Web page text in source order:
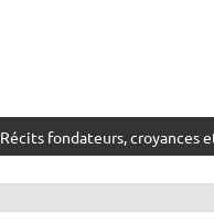
Récits fondateurs, croyances